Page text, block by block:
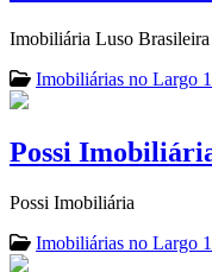
Imobiliária Luso Brasileira
Imobiliárias no Largo
Possi
Possi Imobiliária
Imobiliárias no Largo